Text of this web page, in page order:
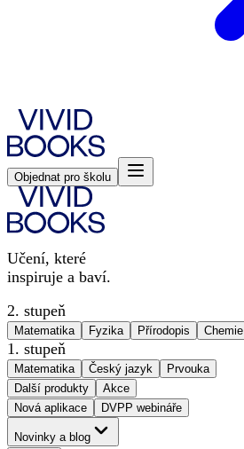
Objednat pro školu
Učení, které
inspiruje a baví.
2. stupeň
Matematika Fyzika Přírodopis Chemie
1. stupeň
Matematika Český jazyk
Prvouka
Další produkty
Akce
Nová aplikace
DVPP webináře
Novinky a blog